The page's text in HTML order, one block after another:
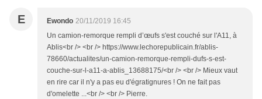
E Ewondo 20/11/2019 16:45
Un camion-remorque rempli d’œufs s'est couché sur l'A11, à
Ablis<br /> <br /> https://www.lechorepublicain.fr/ablis-
78660/actualites/un-camion-remorque-rempli-dufs-s-est-
couche-sur-l-a11-a-ablis_13688175/<br /> <br /> Mieux vaut
en rire car il n'y a pas eu d'égratignures ! On ne fait pas
d'omelette ...<br /> <br /> Pierre.